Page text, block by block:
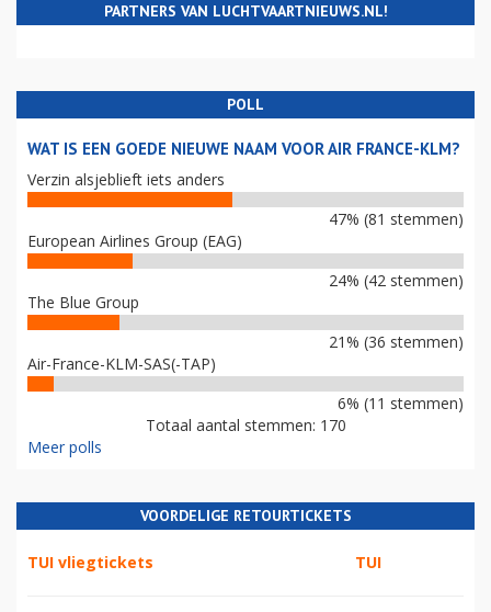
PARTNERS VAN LUCHTVAARTNIEUWS.NL!
POLL
WAT IS EEN GOEDE NIEUWE NAAM VOOR AIR FRANCE-KLM?
Verzin alsjeblieft iets anders
47% (81 stemmen)
European Airlines Group (EAG)
24% (42 stemmen)
The Blue Group
21% (36 stemmen)
Air-France-KLM-SAS(-TAP)
6% (11 stemmen)
Totaal aantal stemmen: 170
Meer polls
VOORDELIGE RETOURTICKETS
TUI vliegtickets TUI